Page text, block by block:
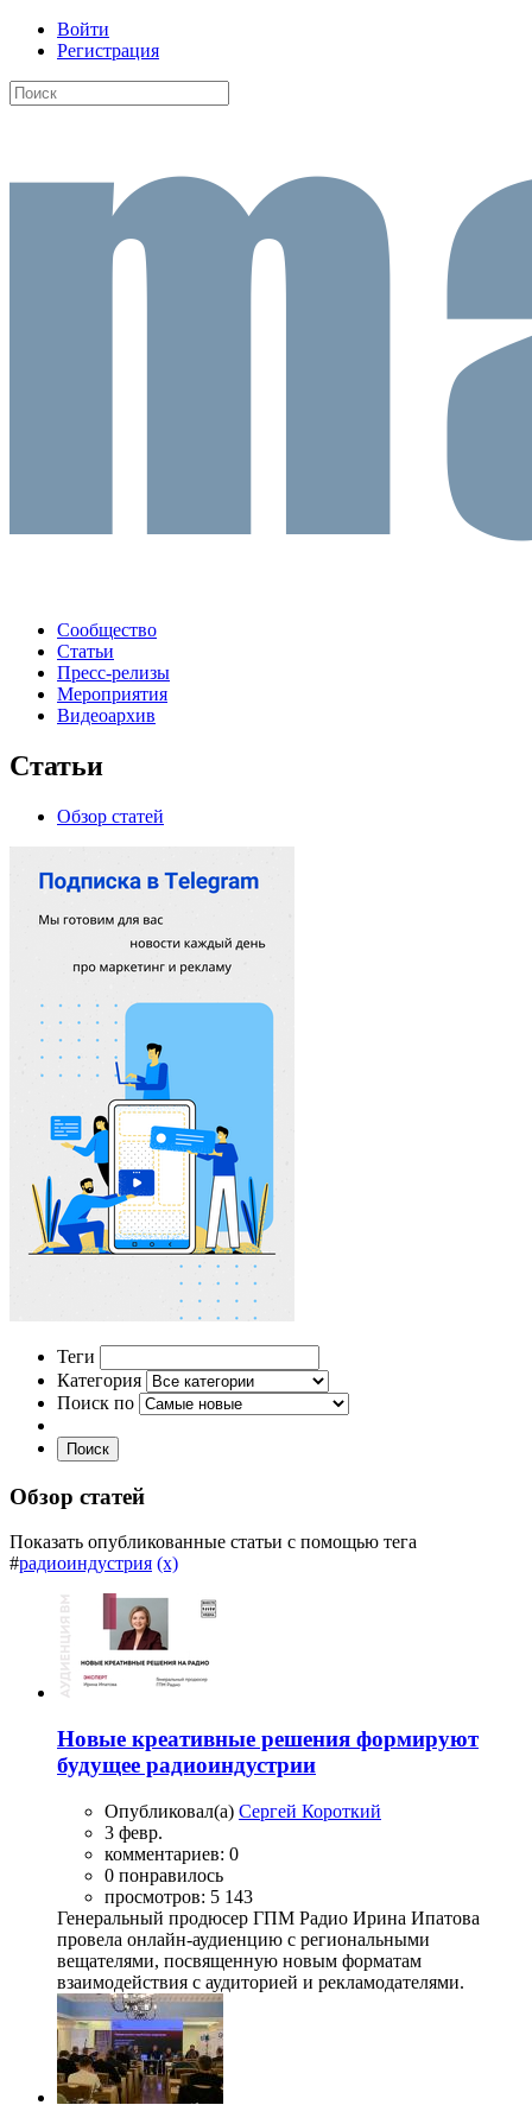
Войти
Регистрация
Сообщество
Статьи
Пресс-релизы
Мероприятия
Видеоархив
Статьи
Обзор статей
Теги
Категория
Поиск по
Поиск
Обзор статей
Показать опубликованные статьи с помощью тега
#радиоиндустрия (x)
Новые креативные решения формируют
будущее радиоиндустрии
Опубликовал(а) Сергей Короткий
3 февр.
комментариев: 0
0 понравилось
просмотров: 5 143
Генеральный продюсер ГПМ Радио Ирина Ипатова
провела онлайн-аудиенцию с региональными
вещателями, посвященную новым форматам
взаимодействия с аудиторией и рекламодателями.